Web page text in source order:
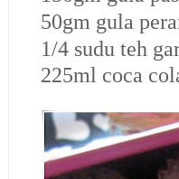
50gm gula
1/4 sudu teh
225ml coca